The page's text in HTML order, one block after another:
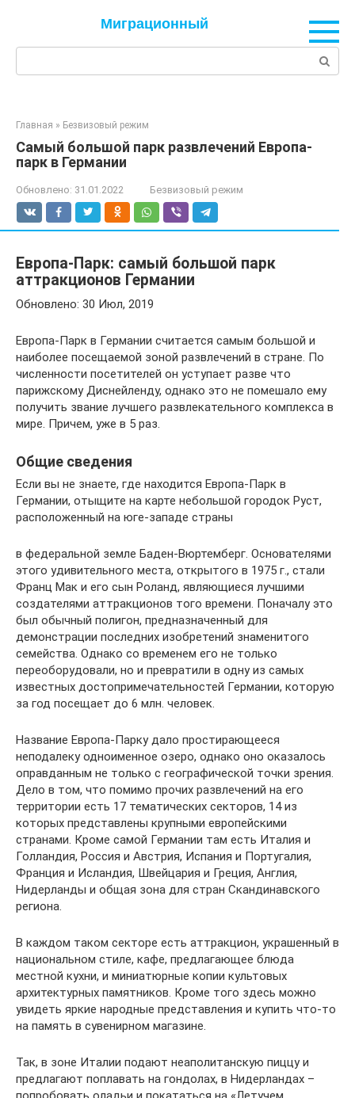
Миграционный
Главная » Безвизовый режим
Самый большой парк развлечений Европа-
парк в Германии
Обновлено: 31.01.2022 Безвизовый режим
Европа-Парк: самый большой парк
аттракционов Германии
Обновлено: 30 Июл, 2019
Европа-Парк в Германии считается самым большой и
наиболее посещаемой зоной развлечений в стране. По
численности посетителей он уступает разве что
парижскому Диснейленду, однако это не помешало ему
получить звание лучшего развлекательного комплекса в
мире. Причем, уже в 5 раз.
Общие сведения
Если вы не знаете, где находится Европа-Парк в
Германии, отыщите на карте небольшой городок Руст,
расположенный на юге-западе страны
в федеральной земле Баден-Вюртемберг. Основателями
этого удивительного места, открытого в 1975 г., стали
Франц Мак и его сын Роланд, являющиеся лучшими
создателями аттракционов того времени. Поначалу это
был обычный полигон, предназначенный для
демонстрации последних изобретений знаменитого
семейства. Однако со временем его не только
переоборудовали, но и превратили в одну из самых
известных достопримечательностей Германии, которую
за год посещает до 6 млн. человек.
Название Европа-Парку дало простирающееся
неподалеку одноименное озеро, однако оно оказалось
оправданным не только с географической точки зрения.
Дело в том, что помимо прочих развлечений на его
территории есть 17 тематических секторов, 14 из
которых представлены крупными европейскими
странами. Кроме самой Германии там есть Италия и
Голландия, Россия и Австрия, Испания и Португалия,
Франция и Исландия, Швейцария и Греция, Англия,
Нидерланды и общая зона для стран Скандинавского
региона.
В каждом таком секторе есть аттракцион, украшенный в
национальном стиле, кафе, предлагающее блюда
местной кухни, и миниатюрные копии культовых
архитектурных памятников. Кроме того здесь можно
увидеть яркие народные представления и купить что-то
на память в сувенирном магазине.
Так, в зоне Италии подают неаполитанскую пиццу и
предлагают поплавать на гондолах, в Нидерландах –